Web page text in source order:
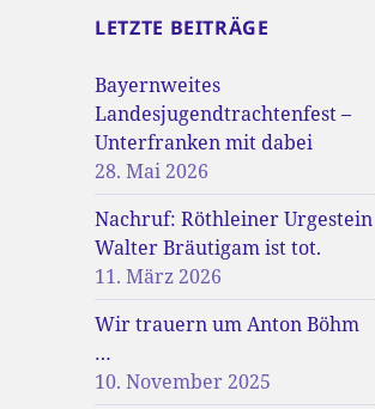
LETZTE BEITRÄGE
Bayernweites
Landesjugendtrachtenfest –
Unterfranken mit dabei
28. Mai 2026
Nachruf: Röthleiner Urgestein
Walter Bräutigam ist tot.
11. März 2026
Wir trauern um Anton Böhm
…
10. November 2025